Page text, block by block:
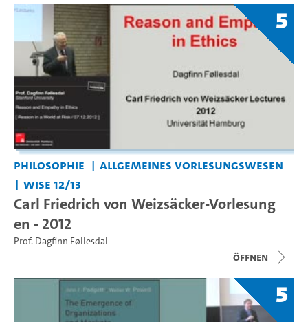
5
Philosophie
Allgemeines Vorlesungswesen
WiSe 12/13
Carl Friedrich von Weizsäcker-Vorlesung
en - 2012
Prof. Dagfinn Føllesdal
Öffnen
5